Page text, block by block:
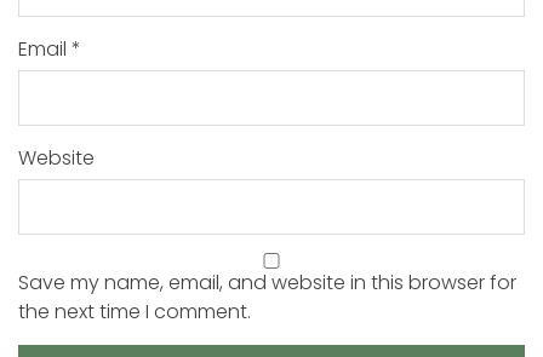
Email *
Website
Save my name, email, and website in this browser for
the next time I comment.